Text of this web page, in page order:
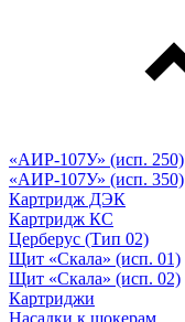
«АИР-107У» (исп. 250)
«АИР-107У» (исп. 350)
Картридж ДЭК
Картридж КС
Церберус (Тип 02)
Щит «Скала» (исп. 01)
Щит «Скала» (исп. 02)
Картриджи
Насадки к шокерам